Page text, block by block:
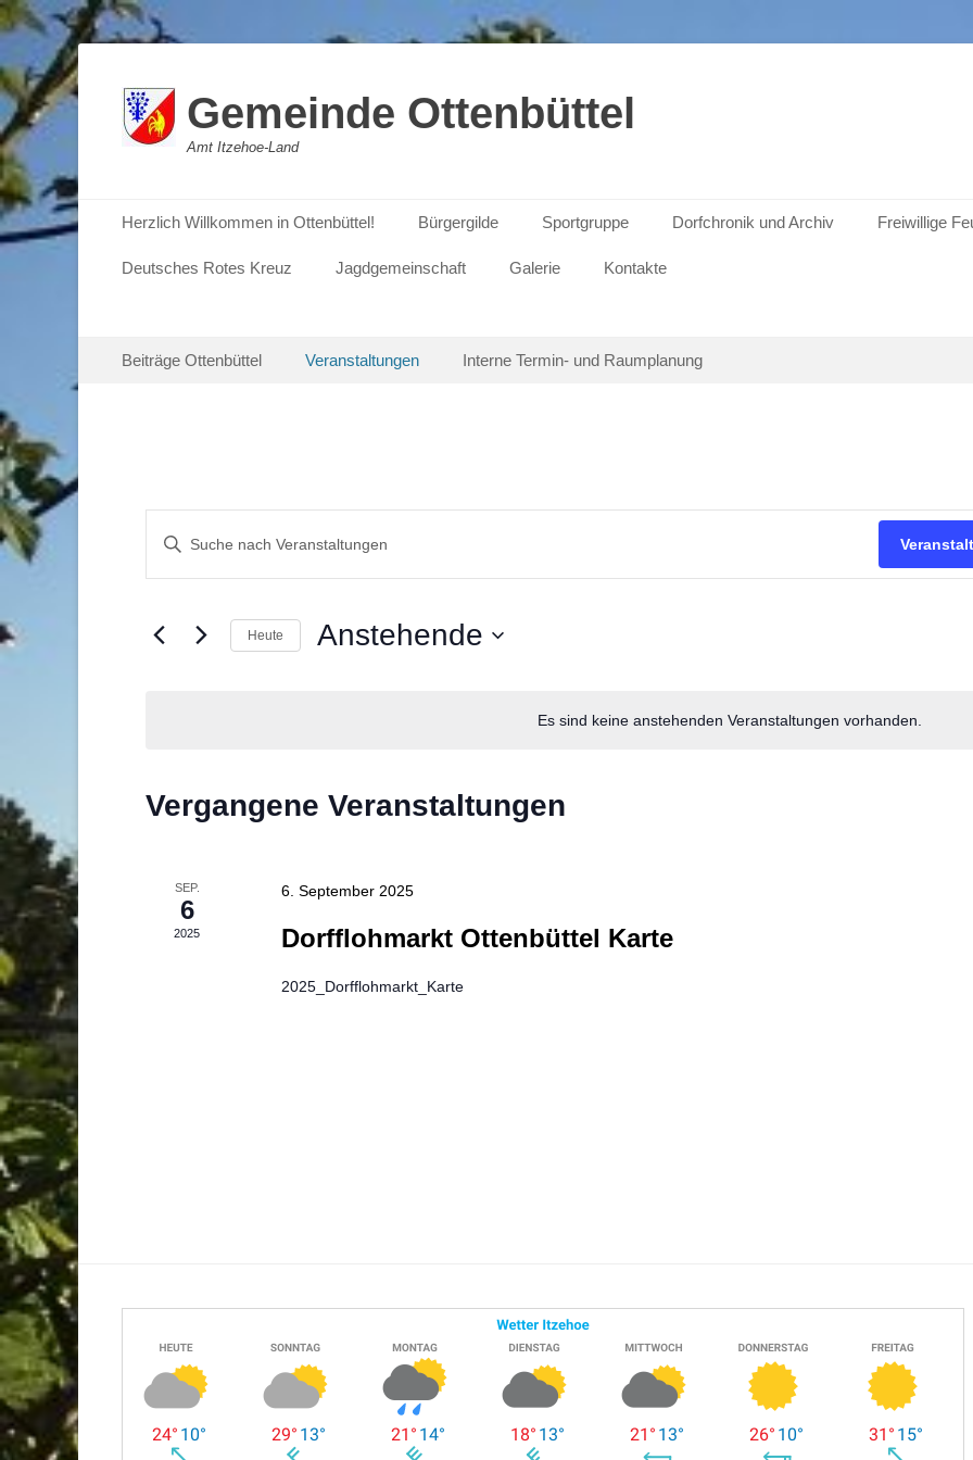
Gemeinde Ottenbüttel
Amt Itzehoe-Land
Primäres Menü
Inhalt
springen
Herzlich Willkommen in Ottenbüttel! Bürgergilde Sportgruppe Dorfchronik und Archiv Freiwillige
Deutsches Rotes Kreuz Jagdgemeinschaft Galerie
Kontakte
Sekundäres Menü
Inhalt
Beiträge Ottenbüttel Veranstaltungen Interne Termin- und Raumplanung
Es sind keine anstehenden Veranstaltungen vorhanden.
Veranstaltungen
Suche
Ansichten,
Bitte
Schlüsselwort
eingeben.
nach
Veranstaltungen
Heute Anstehende
Vergangene Veranstaltungen
SEP.
6
2025
6. September 2025
Dorfflohmarkt Ottenbüttel Karte
2025_Dorfflohmarkt_Karte